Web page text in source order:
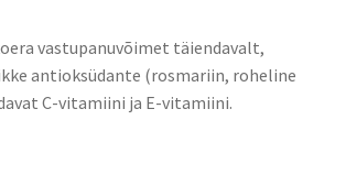
vastupanuvõimet täiendavalt,
antioksüdante (rosmariin, roheline
C-vitamiini ja E-vitamiini.